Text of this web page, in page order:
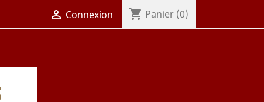
 Connexion shopping_cart Panier (0)